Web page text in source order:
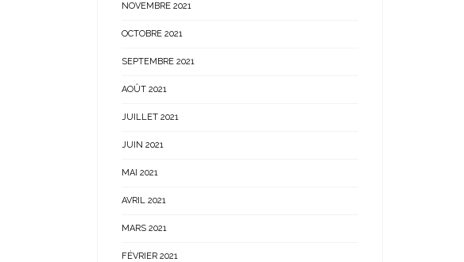
NOVEMBRE 2021
OCTOBRE 2021
SEPTEMBRE 2021
AOÛT 2021
JUILLET 2021
JUIN 2021
MAI 2021
AVRIL 2021
MARS 2021
FÉVRIER 2021